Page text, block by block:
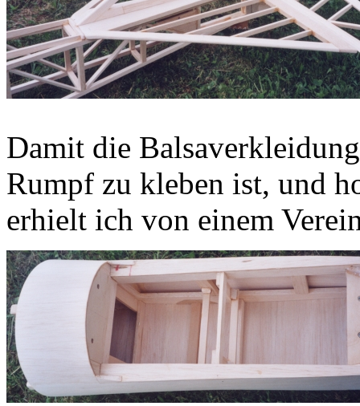
Damit die
Rumpf zu kleben ist, und
erhielt ich von einem